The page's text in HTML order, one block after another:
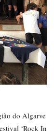
do Algarve
‘Rock In